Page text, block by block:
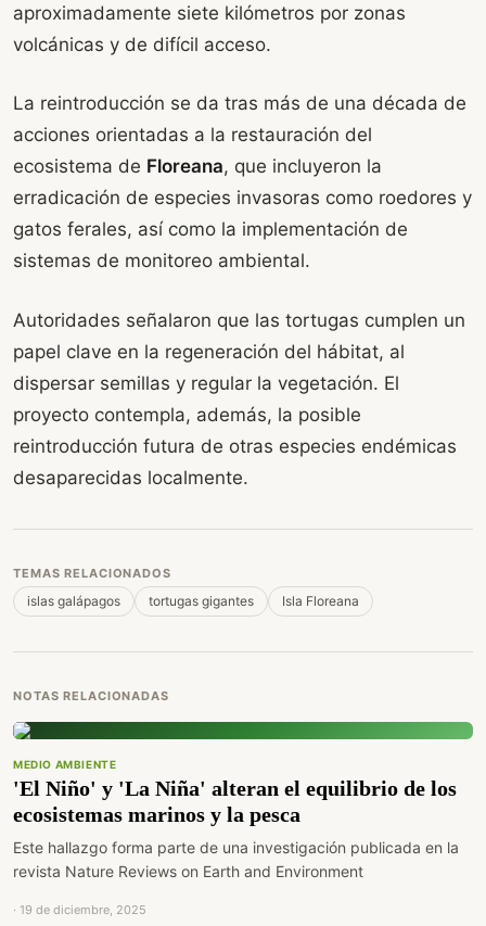
aproximadamente siete kilómetros por zonas
volcánicas y de difícil acceso.
La reintroducción se da tras más de una década de
acciones orientadas a la restauración del
ecosistema de Floreana, que incluyeron la
erradicación de especies invasoras como roedores y
gatos ferales, así como la implementación de
sistemas de monitoreo ambiental.
Autoridades señalaron que las tortugas cumplen un
papel clave en la regeneración del hábitat, al
dispersar semillas y regular la vegetación. El
proyecto contempla, además, la posible
reintroducción futura de otras especies endémicas
desaparecidas localmente.
TEMAS RELACIONADOS
islas galápagos tortugas gigantes Isla Floreana
NOTAS RELACIONADAS
MEDIO AMBIENTE
'El Niño' y 'La Niña' alteran el equilibrio de los
ecosistemas marinos y la pesca
Este hallazgo forma parte de una investigación publicada en la
revista Nature Reviews on Earth and Environment
· 19 de diciembre, 2025